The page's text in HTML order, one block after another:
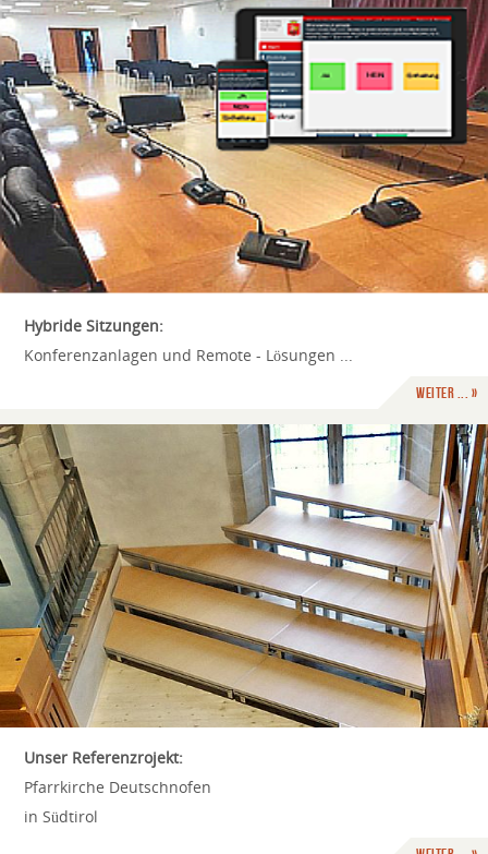
Hybride Sitzungen:
Konferenzanlagen und Remote - Lösungen ...
weiter ... »
Unser Referenzrojekt:
Pfarrkirche Deutschnofen
in Südtirol